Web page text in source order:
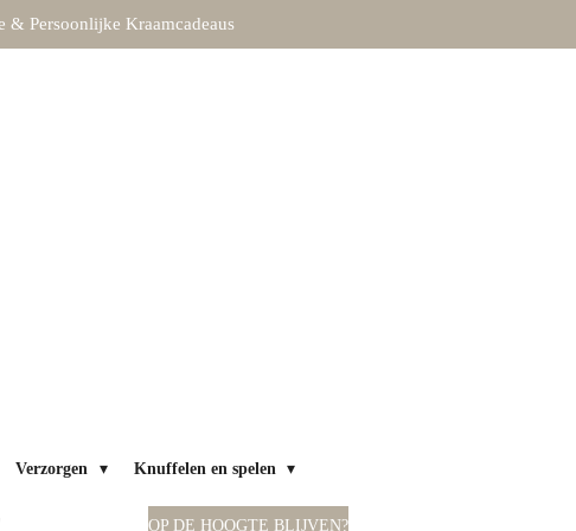
& Persoonlijke Kraamcadeaus
Verzorgen Knuffelen en spelen
OP DE HOOGTE BLIJVEN?